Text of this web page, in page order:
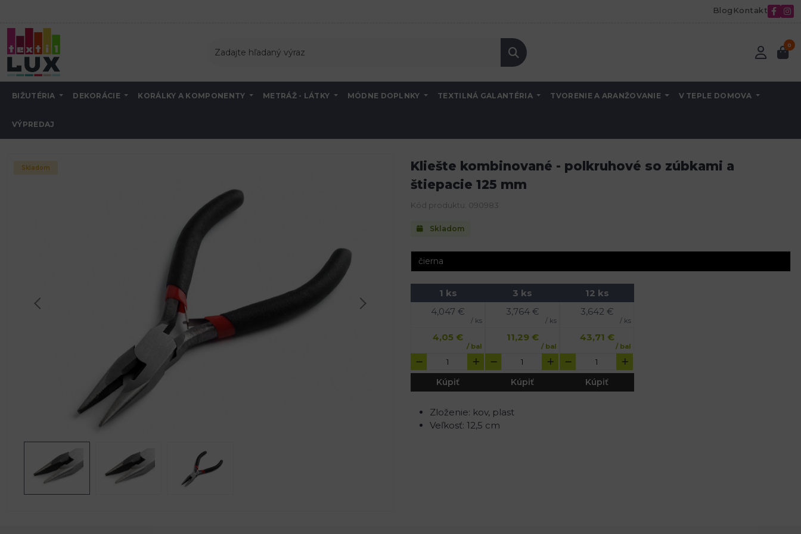
Blog Kontakt
0
BIŽUTÉRIA DEKORÁCIE KORÁLKY A KOMPONENTY METRÁŽ - LÁTKY MÓDNE DOPLNKY TEXTILNÁ GALANTÉRIA TVORENIE A ARANŽOVANIE V TEPLE DOMOVA
VÝPREDAJ
Úvod Korálky a komponenty
Skladom
Kliešte kombinované - polkruhové so zúbkami a
štiepacie 125 mm
Kód produktu: 090983
Skladom
1 ks
4,047 €
/ ks
4,05 €
/ bal
Kúpiť
3 ks
3,764€
/ ks
11,29€
/ bal
Kúpiť
12 ks
3,642 €
/ ks
43,71 €
/ bal
Kúpiť
Zloženie: kov, plast
Veľkosť: 12,5 cm